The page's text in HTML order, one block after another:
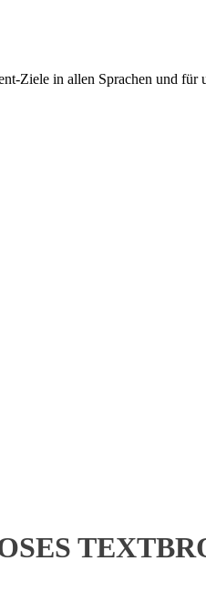
Ziele in allen Sprachen und für